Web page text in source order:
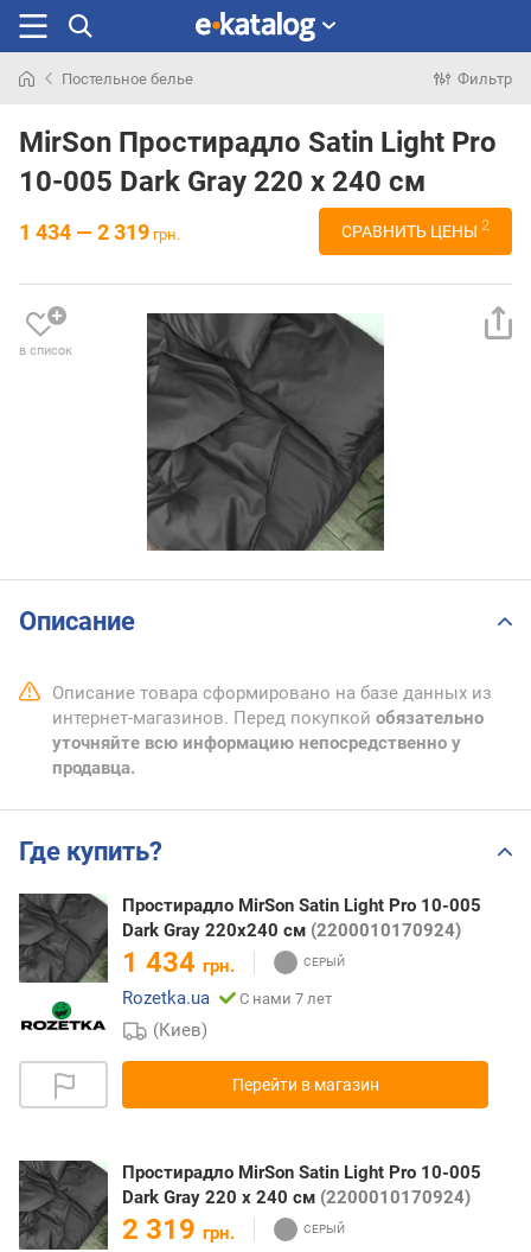
раньше
Постельное белье Фильтр
MirSon Простирадло Satin Light Pro
10-005 Dark Gray 220 х 240 см
1 434 — 2 319 грн. СРАВНИТЬ ЦЕНЫ 2
в список
Описание
Описание товара сформировано на базе данных из
интернет-магазинов. Перед покупкой обязательно
уточняйте всю информацию непосредственно у
продавца.
Где купить?
Простирадло MirSon Satin Light Pro 10-005
Dark Gray 220x240 см (2200010170924)
1 434 грн.
Rozetka.ua
С нами 7 лет
(Киев)
Перейти в магазин
Простирадло MirSon Satin Light Pro 10-005
Dark Gray 220 х 240 см (2200010170924)
2 319 грн.